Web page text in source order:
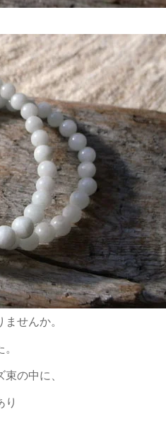
せんか。
の中に、
り